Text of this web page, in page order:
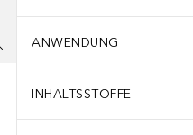
ANWENDUNG
INHALTSSTOFFE